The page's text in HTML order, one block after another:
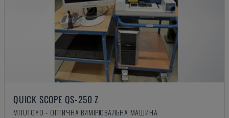
QUICK SCOPE QS-250 Z
MITUTOYO - ОПТИЧНА ВИМІРЮВАЛЬНА МАШИНА